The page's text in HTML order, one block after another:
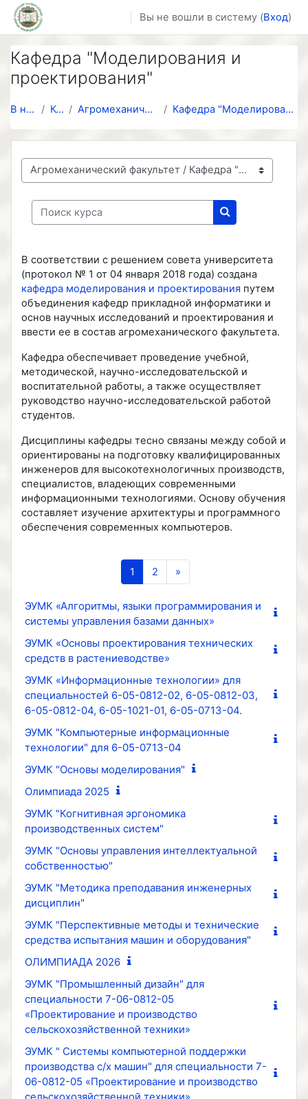
Перейти к основному содержанию
Вы не вошли в систему (Вход)
Кафедра "Моделирования и
проектирования"
В начало Курсы Агромеханический факультет Кафедра "Моделирования и проектирования"
Категории курсов
Поиск курса
Поиск курса
В соответствии с решением совета университета
(протокол № 1 от 04 января 2018 года) создана
кафедра моделирования и проектирования путем
объединения кафедр прикладной информатики и
основ научных исследований и проектирования и
ввести ее в состав агромеханического факультета.
Кафедра обеспечивает проведение учебной,
методической, научно-исследовательской и
воспитательной работы, а также осуществляет
руководство научно-исследовательской работой
студентов.
Дисциплины кафедры тесно связаны между собой и
ориентированы на подготовку квалифицированных
инженеров для высокотехнологичных производств,
специалистов, владеющих современными
информационными технологиями. Основу обучения
составляет изучение архитектуры и программного
обеспечения современных компьютеров.
1 (текущая)
2 »Следующая страница
ЭУМК «Алгоритмы, языки программирования и
системы управления базами данных»
ЭУМК «Основы проектирования технических
средств в растениеводстве»
ЭУМК «Информационные технологии» для
специальностей 6-05-0812-02, 6-05-0812-03,
6-05-0812-04, 6-05-1021-01, 6-05-0713-04.
ЭУМК "Компьютерные информационные
технологии" для 6-05-0713-04
ЭУМК "Основы моделирования"
Олимпиада 2025
ЭУМК "Когнитивная эргономика
производственных систем"
ЭУМК "Основы управления интеллектуальной
собственностью"
ЭУМК "Методика преподавания инженерных
дисциплин"
ЭУМК "Перспективные методы и технические
средства испытания машин и оборудования"
ОЛИМПИАДА 2026
ЭУМК "Промышленный дизайн" для
специальности 7-06-0812-05
«Проектирование и производство
сельскохозяйственной техники»
ЭУМК " Системы компьютерной поддержки
производства с/х машин" для специальности 7-
06-0812-05 «Проектирование и производство
сельскохозяйственной техники»